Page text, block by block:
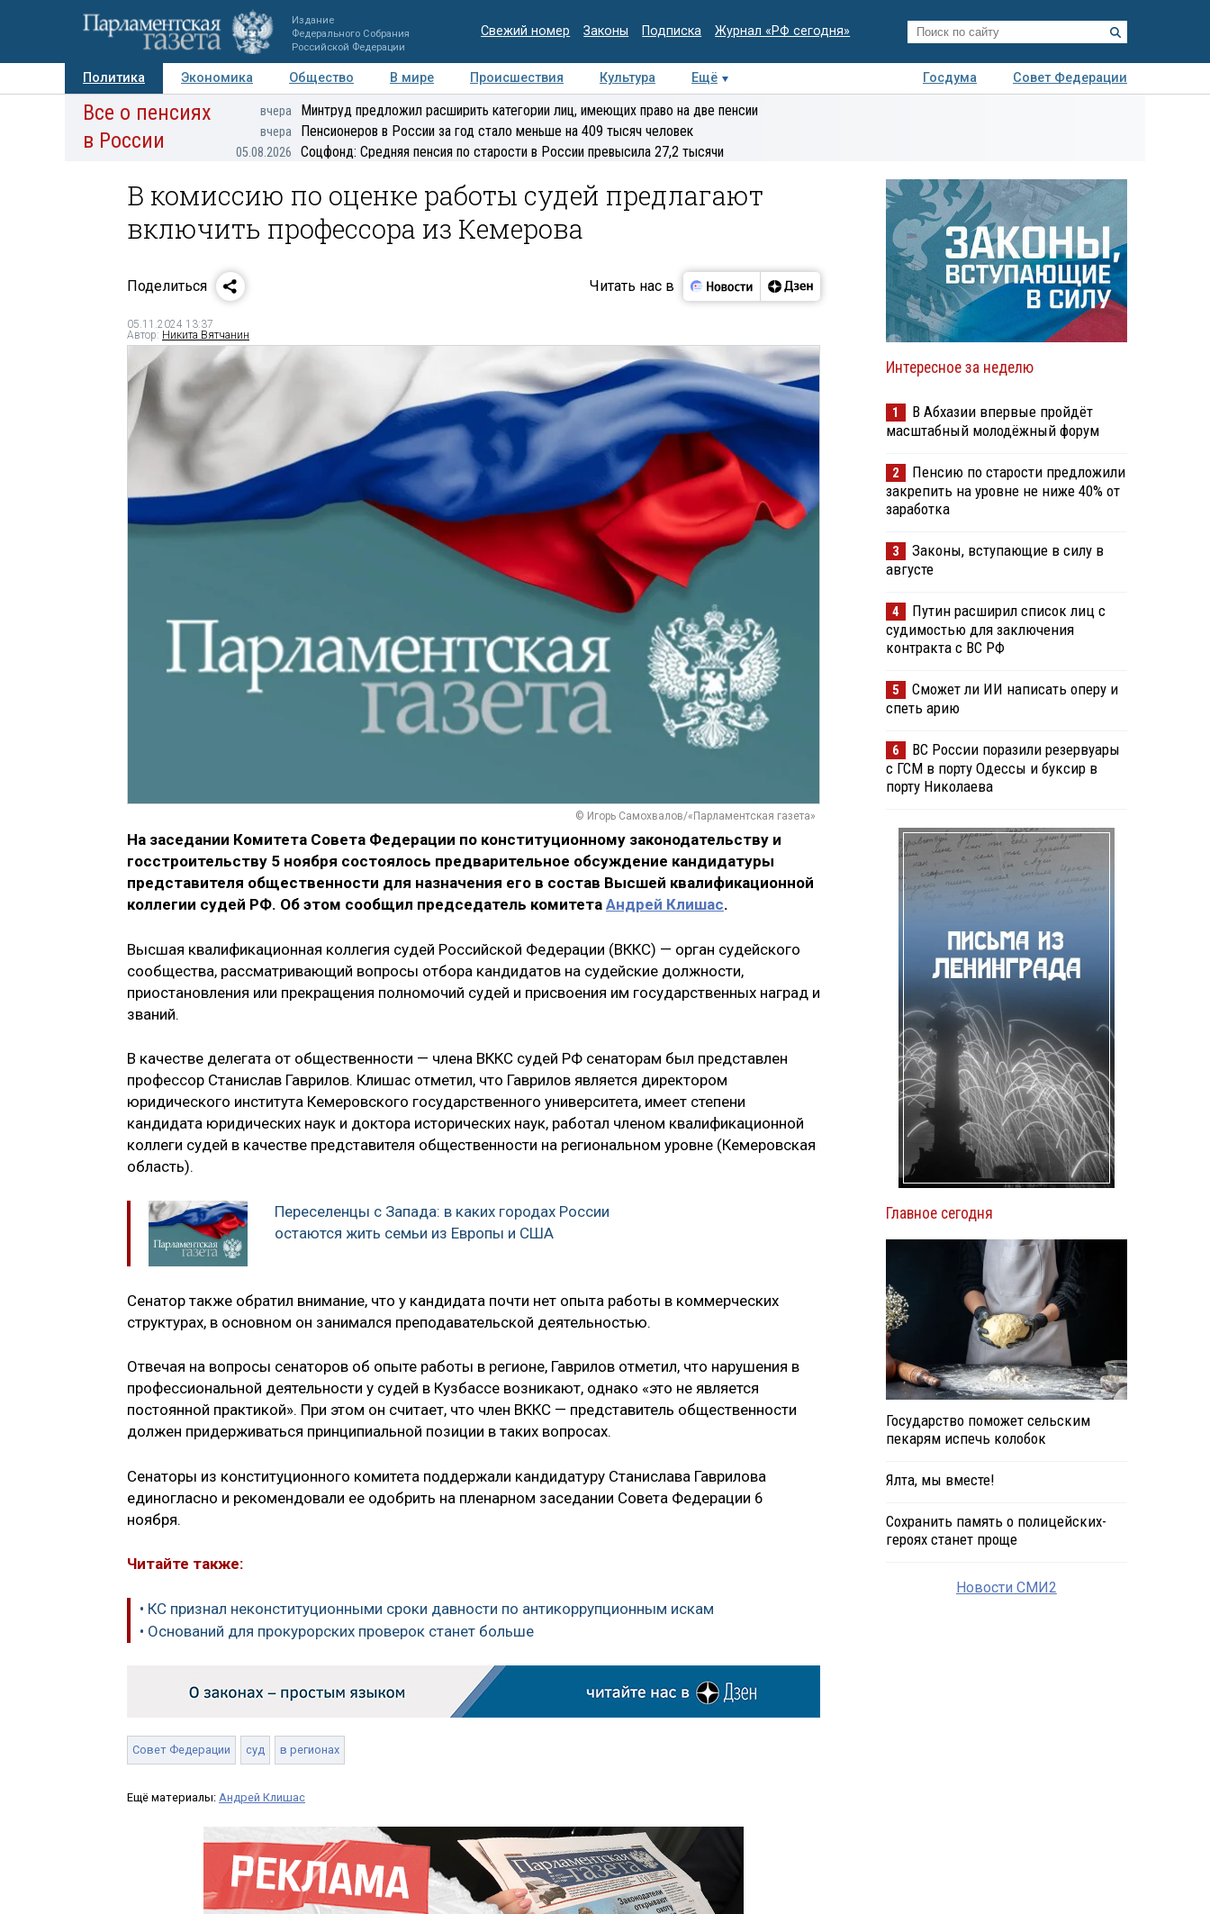
Издание
Федерального Собрания
Российской Федерации
Свежий номер Законы Подписка Журнал «РФ сегодня»
Политика Экономика Общество В мире Происшествия Культура Ещё Госдума
Совет Федерации
Авторы Персоны Мнения Регионы Медиацентр Интервью Колумнисты
Деловая
Все о пенсиях
в России
вчера Минтруд предложил расширить категории лиц, имеющих право на две пенсии
вчера Пенсионеров в России за год стало меньше на 409 тысяч человек
05.08.2026 Соцфонд: Средняя пенсия по старости в России превысила 27,2 тысячи
В комиссию по оценке работы судей предлагают
включить профессора из Кемерова
Поделиться Читать нас в
05.11.2024 13:37
Автор: Никита Вятчанин
© Игорь Самохвалов/«Парламентская газета»
На заседании Комитета Совета Федерации по конституционному законодательству и
госстроительству 5 ноября состоялось предварительное обсуждение кандидатуры
представителя общественности для назначения его в состав Высшей квалификационной
коллегии судей РФ. Об этом сообщил председатель комитета Андрей Клишас.
Высшая квалификационная коллегия судей Российской Федерации (ВККС) — орган судейского
сообщества, рассматривающий вопросы отбора кандидатов на судейские должности,
приостановления или прекращения полномочий судей и присвоения им государственных наград и
званий.
В качестве делегата от общественности — члена ВККС судей РФ сенаторам был представлен
профессор Станислав Гаврилов. Клишас отметил, что Гаврилов является директором
юридического института Кемеровского государственного университета, имеет степени
кандидата юридических наук и доктора исторических наук, работал членом квалификационной
коллеги судей в качестве представителя общественности на региональном уровне (Кемеровская
область).
Переселенцы с Запада: в каких городах России
остаются жить семьи из Европы и США
Сенатор также обратил внимание, что у кандидата почти нет опыта работы в коммерческих
структурах, в основном он занимался преподавательской деятельностью.
Отвечая на вопросы сенаторов об опыте работы в регионе, Гаврилов отметил, что нарушения в
профессиональной деятельности у судей в Кузбассе возникают, однако «это не является
постоянной практикой». При этом он считает, что член ВККС — представитель общественности
должен придерживаться принципиальной позиции в таких вопросах.
Сенаторы из конституционного комитета поддержали кандидатуру Станислава Гаврилова
единогласно и рекомендовали ее одобрить на пленарном заседании Совета Федерации 6
ноября.
Читайте также:
• КС признал неконституционными сроки давности по антикоррупционным искам
• Оснований для прокурорских проверок станет больше
Совет Федерации суд в регионах
Ещё материалы: Андрей Клишас
Интересное за неделю
1
В Абхазии впервые пройдёт
масштабный молодёжный форум
2
Пенсию по старости предложили
закрепить на уровне не ниже 40% от
заработка
3
Законы, вступающие в силу в
августе
4
Путин расширил список лиц с
судимостью для заключения
контракта с ВС РФ
5
Сможет ли ИИ написать оперу и
спеть арию
6
ВС России поразили резервуары
с ГСМ в порту Одессы и буксир в
порту Николаева
Главное сегодня
Государство поможет сельским
пекарям испечь колобок
Ялта, мы вместе!
Сохранить память о полицейских-
героях станет проще
Новости СМИ2